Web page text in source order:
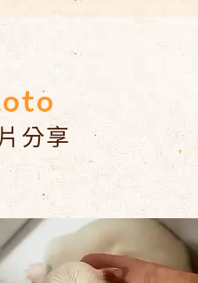
分享